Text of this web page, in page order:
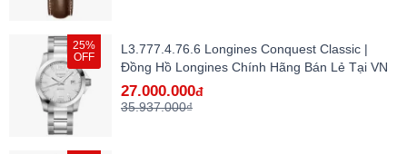
25%
OFF
L3.777.4.76.6 Longines Conquest Classic |
Đồng Hồ Longines Chính Hãng Bán Lẻ Tại VN
27.000.000đ
35.937.000₫